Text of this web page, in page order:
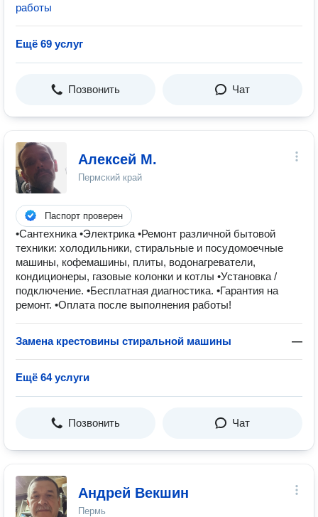
работы
Ещё 69 услуг
Позвонить Чат
Алексей М.
Пермский край
Паспорт проверен
•Сантехника •Электрика •Ремонт различной бытовой
техники: холодильники, стиральные и посудомоечные
машины, кофемашины, плиты, водонагреватели,
кондиционеры, газовые колонки и котлы •Установка /
подключение. •Бесплатная диагностика. •Гарантия на
ремонт. •Оплата после выполнения работы!
Замена крестовины стиральной машины —
Ещё 64 услуги
Позвонить Чат
Андрей Векшин
Пермь